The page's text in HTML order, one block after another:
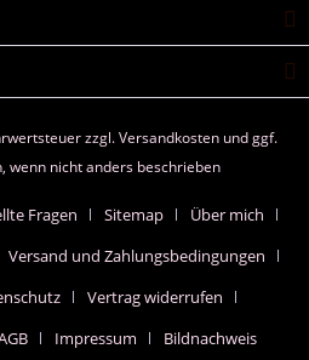
zzgl.Versandkosten und ggf.
wenn nicht anders beschrieben
Fragen Sitemap
Über mich
Versand und Zahlungsbedingungen
Vertrag widerrufen
Impressum Bildnachweis